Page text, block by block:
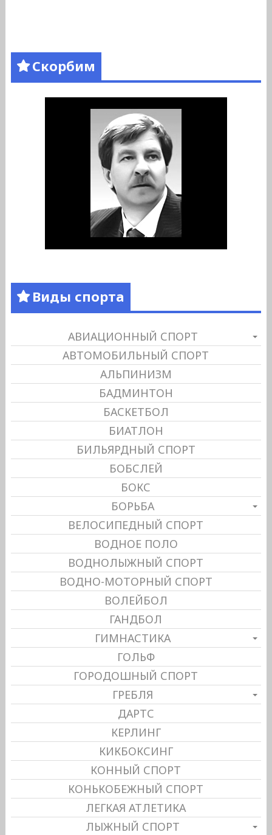
Скорбим
Виды спорта
АВИАЦИОННЫЙ СПОРТ
АВТОМОБИЛЬНЫЙ СПОРТ
АЛЬПИНИЗМ
БАДМИНТОН
БАСКЕТБОЛ
БИАТЛОН
БИЛЬЯРДНЫЙ СПОРТ
БОБСЛЕЙ
БОКС
БОРЬБА
ВЕЛОСИПЕДНЫЙ СПОРТ
ВОДНОЕ ПОЛО
ВОДНОЛЫЖНЫЙ СПОРТ
ВОДНО-МОТОРНЫЙ СПОРТ
ВОЛЕЙБОЛ
ГАНДБОЛ
ГИМНАСТИКА
ГОЛЬФ
ГОРОДОШНЫЙ СПОРТ
ГРЕБЛЯ
ДАРТС
КЕРЛИНГ
КИКБОКСИНГ
КОННЫЙ СПОРТ
КОНЬКОБЕЖНЫЙ СПОРТ
ЛЕГКАЯ АТЛЕТИКА
ЛЫЖНЫЙ СПОРТ